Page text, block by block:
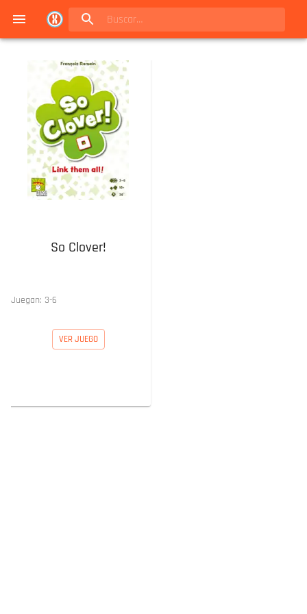
So Clover!
Juegan: 3-6
VER JUEGO
Navigated to Juegos de mesa en Buenos Aires | Conexión Berlín - Catálogo